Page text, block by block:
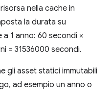
nella cache in
la durata su
1 anno: 60 secondi ×
= 31536000 secondi.
gli asset statici immutabili
ad esempio un anno o